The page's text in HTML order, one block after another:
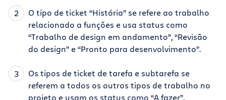
O tipo de ticket “História” se refere ao trabalho
relacionado a funções e usa status como
“Trabalho de design em andamento”, “Revisão
do design” e “Pronto para desenvolvimento”.
Os tipos de ticket de tarefa e subtarefa se
referem a todos os outros tipos de trabalho no
projeto e usam os status como “A fazer”,